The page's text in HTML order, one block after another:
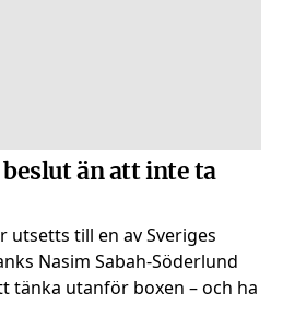
än att inte ta
utsetts till en av Sveriges
Nasim Sabah-Söderlund
tänka utanför boxen – och ha